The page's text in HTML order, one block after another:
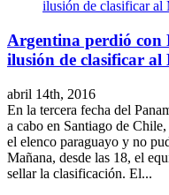
Argentina perdió con
ilusión de clasificar
abril 14th, 2016
En la tercera fecha del
a cabo en Santiago de
el elenco paraguayo y no
Mañana, desde las 18, el
sellar la clasificación. El...